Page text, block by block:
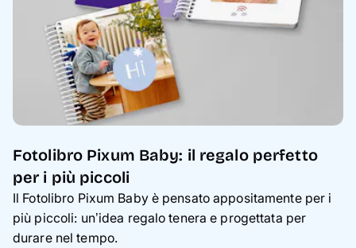
Fotolibro Pixum Baby: il regalo perfetto
per i più piccoli
Il Fotolibro Pixum Baby è pensato appositamente per i
più piccoli: un’idea regalo tenera e progettata per
durare nel tempo.